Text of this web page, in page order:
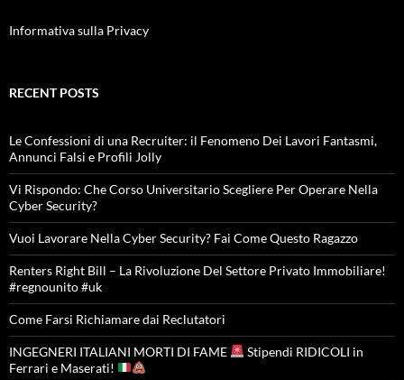
Informativa sulla Privacy
RECENT POSTS
Le Confessioni di una Recruiter: il Fenomeno Dei Lavori Fantasmi,
Annunci Falsi e Profili Jolly
Vi Rispondo: Che Corso Universitario Scegliere Per Operare Nella
Cyber Security?
Vuoi Lavorare Nella Cyber Security? Fai Come Questo Ragazzo
Renters Right Bill – La Rivoluzione Del Settore Privato Immobiliare!
#regnounito #uk
Come Farsi Richiamare dai Reclutatori
INGEGNERI ITALIANI MORTI DI FAME
Stipendi RIDICOLI in
Ferrari e Maserati!